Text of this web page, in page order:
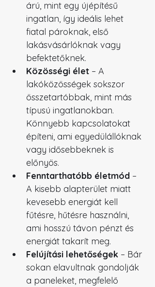
árú, mint egy újépítésű
ingatlan, így ideális lehet
fiatal pároknak, első
lakásvásárlóknak vagy
befektetőknek.
Közösségi élet – A
lakóközösségek sokszor
összetartóbbak, mint más
típusú ingatlanokban.
Könnyebb kapcsolatokat
építeni, ami egyedülállóknak
vagy idősebbeknek is
előnyös.
Fenntarthatóbb életmód –
A kisebb alapterület miatt
kevesebb energiát kell
fűtésre, hűtésre használni,
ami hosszú távon pénzt és
energiát takarít meg.
Felújítási lehetőségek – Bár
sokan elavultnak gondolják
a paneleket, megfelelő